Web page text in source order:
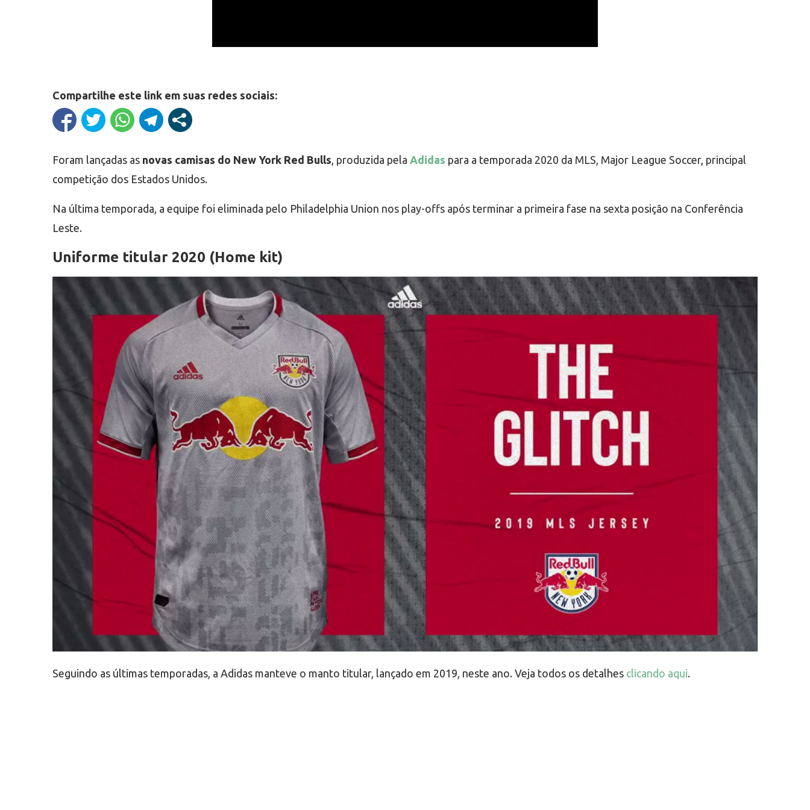
Compartilhe este link em suas redes sociais:
Foram lançadas as novas camisas do New York Red Bulls, produzida pela Adidas para a temporada 2020 da MLS, Major League Soccer, principal
competição dos Estados Unidos.
Na última temporada, a equipe foi eliminada pelo Philadelphia Union nos play-offs após terminar a primeira fase na sexta posição na Conferência
Leste.
Uniforme titular 2020 (Home kit)
Seguindo as últimas temporadas, a Adidas manteve o manto titular, lançado em 2019, neste ano. Veja todos os detalhes clicando aqui.